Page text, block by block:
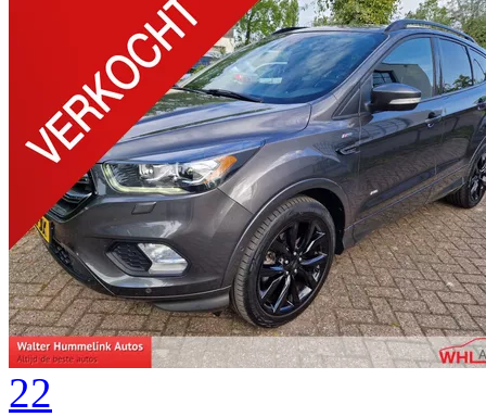
22